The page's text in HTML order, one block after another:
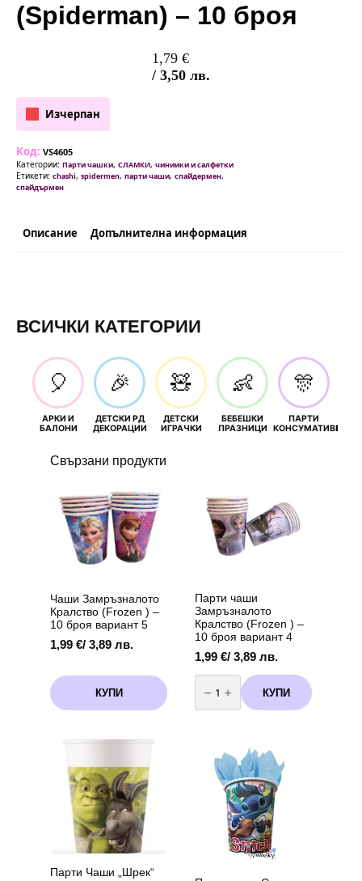
(Spiderman) – 10 броя
1,79 €
/ 3,50 лв.
Изчерпан
Код: VS4605
Категории: Парти чашки, СЛАМКИ, чиниики и салфетки
Етикети: chashi, spidermen, парти чаши, спайдермен,
спайдърмен
Описание Допълнителна информация
ВСИЧКИ КАТЕГОРИИ
🎈
АРКИ И
БАЛОНИ
🎉
ДЕТСКИ РД
ДЕКОРАЦИИ
🧸
ДЕТСКИ
ИГРАЧКИ
👶
БЕБЕШКИ
ПРАЗНИЦИ
🎊
ПАРТИ
КОНСУМАТИВИ
Свързани продукти
Чаши Замръзналото
Кралство (Frozen ) –
10 броя вариант 5
1,99 €/ 3,89 лв.
КУПИ
Парти чаши
Замръзналото
Кралство (Frozen ) –
10 броя вариант 4
1,99 €/ 3,89 лв.
количество
за
Парти
чаши
броя
вариант
КУПИ
Парти Чаши „Шрек“